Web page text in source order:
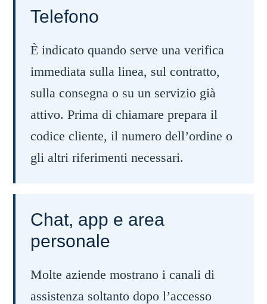
Telefono
È indicato quando serve una verifica
immediata sulla linea, sul contratto,
sulla consegna o su un servizio già
attivo. Prima di chiamare prepara il
codice cliente, il numero dell’ordine o
gli altri riferimenti necessari.
Chat, app e area
personale
Molte aziende mostrano i canali di
assistenza soltanto dopo l’accesso